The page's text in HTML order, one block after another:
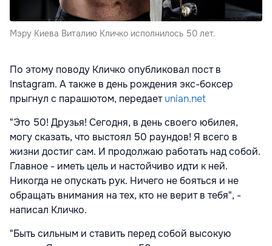
Мэру Киева Виталию Кличко исполнилось 50 лет.
По этому поводу Кличко опубликовал пост в
Instagram. А также в день рождения экс-боксер
прыгнул с парашютом, передаетunian.net
"Это 50! Друзья! Сегодня, в день своего юбилея,
могу сказать, что выстоял 50 раундов! Я всего в
жизни достиг сам. И продолжаю работать над собой.
Главное - иметь цель и настойчиво идти к ней.
Никогда не опускать рук. Ничего не бояться и не
обращать внимания на тех, кто не верит в тебя", -
написал Кличко.
"Быть сильным и ставить перед собой высокую